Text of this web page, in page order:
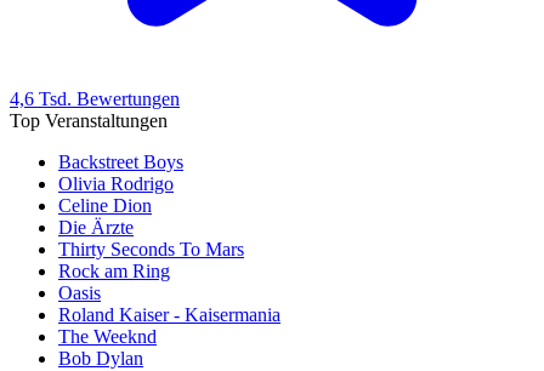
4,6 Tsd. Bewertungen
Top Veranstaltungen
Backstreet Boys
Olivia Rodrigo
Celine Dion
Die Ärzte
Thirty Seconds To Mars
Rock am Ring
Oasis
Roland Kaiser - Kaisermania
The Weeknd
Bob Dylan